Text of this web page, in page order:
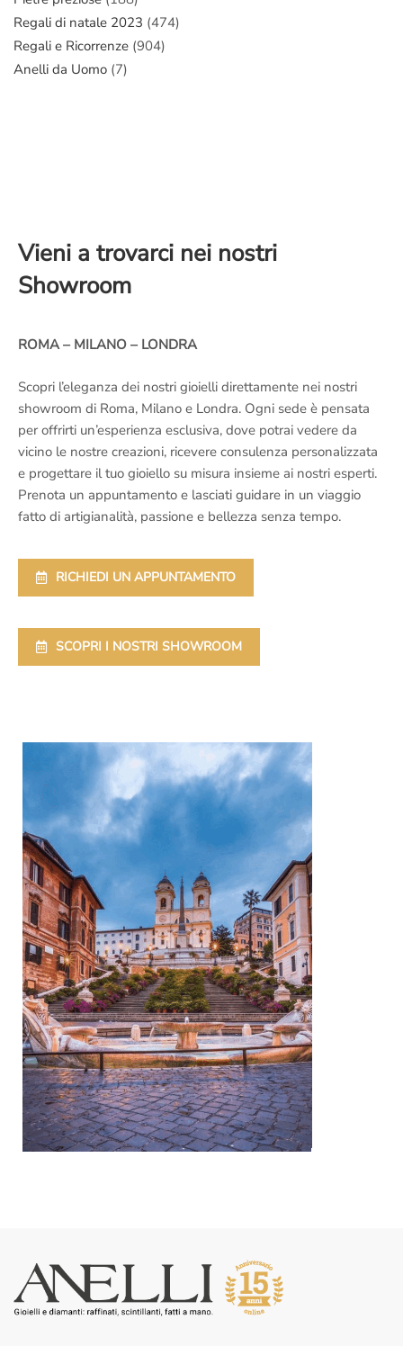
Regali di natale 2023 (474)
Regali e Ricorrenze (904)
Anelli da Uomo (7)
Vieni a trovarci nei nostri
Showroom
ROMA – MILANO – LONDRA
Scopri l’eleganza dei nostri gioielli direttamente nei nostri
showroom di Roma, Milano e Londra. Ogni sede è pensata
per offrirti un’esperienza esclusiva, dove potrai vedere da
vicino le nostre creazioni, ricevere consulenza personalizzata
e progettare il tuo gioiello su misura insieme ai nostri esperti.
Prenota un appuntamento e lasciati guidare in un viaggio
fatto di artigianalità, passione e bellezza senza tempo.
RICHIEDI UN APPUNTAMENTO
SCOPRI I NOSTRI SHOWROOM